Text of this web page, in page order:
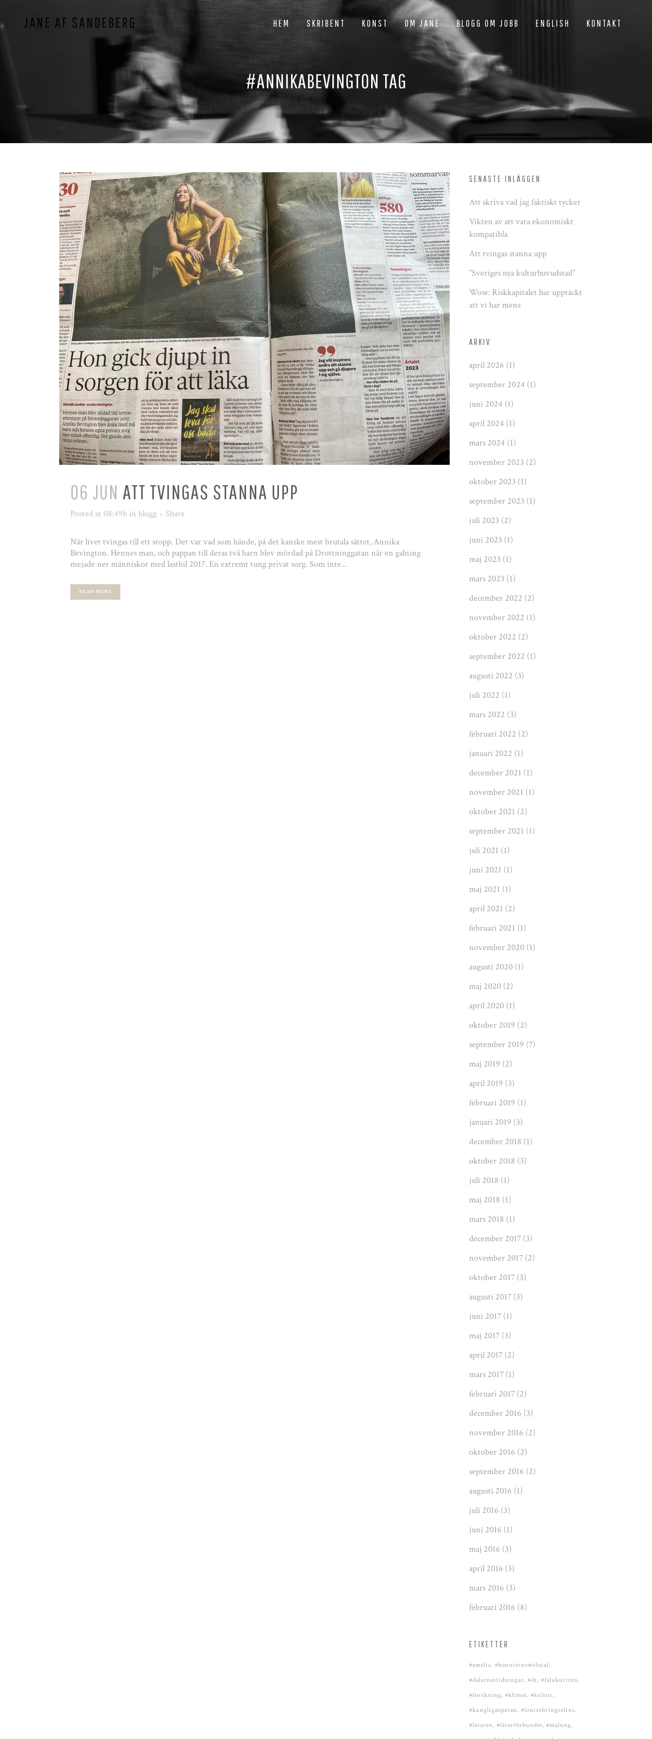
HEM SKRIBENT KONST OM JANE BLOGG OM JOBB ENGLISH KONTAKT
#ANNIKABEVINGTON TAG
06 JUN ATT TVINGAS STANNA UPP
Posted at 08:49h in blogg Share
När livet tvingas till ett stopp. Det var vad som hände, på det kanske mest brutala sättet, Annika
Bevington. Hennes man, och pappan till deras två barn blev mördad på Drottninggatan när en galning
mejade ner människor med lastbil 2017. En extremt tung privat sorg. Som inte...
READ MORE
SENASTE INLÄGGEN
Att skriva vad jag faktiskt tycker
Vikten av att vara ekonomiskt
kompatibla
Att tvingas stanna upp
”Sveriges nya kulturhuvudstad”
Wow: Riskkapitalet har upptäckt
att vi har mens
ARKIV
april 2026 (1)
september 2024 (1)
juni 2024 (1)
april 2024 (1)
mars 2024 (1)
november 2023 (2)
oktober 2023 (1)
september 2023 (1)
juli 2023 (2)
juni 2023 (1)
maj 2023 (1)
mars 2023 (1)
december 2022 (2)
november 2022 (1)
oktober 2022 (2)
september 2022 (1)
augusti 2022 (3)
juli 2022 (1)
mars 2022 (3)
februari 2022 (2)
januari 2022 (1)
december 2021 (1)
november 2021 (1)
oktober 2021 (2)
september 2021 (1)
juli 2021 (1)
juni 2021 (1)
maj 2021 (1)
april 2021 (2)
februari 2021 (1)
november 2020 (1)
augusti 2020 (1)
maj 2020 (2)
april 2020 (1)
oktober 2019 (2)
september 2019 (7)
maj 2019 (2)
april 2019 (3)
februari 2019 (1)
januari 2019 (3)
december 2018 (1)
oktober 2018 (3)
juli 2018 (1)
maj 2018 (1)
mars 2018 (1)
december 2017 (3)
november 2017 (2)
oktober 2017 (3)
augusti 2017 (3)
juni 2017 (1)
maj 2017 (3)
april 2017 (2)
mars 2017 (1)
februari 2017 (2)
december 2016 (3)
november 2016 (2)
oktober 2016 (2)
september 2016 (2)
augusti 2016 (1)
juli 2016 (3)
juni 2016 (1)
maj 2016 (3)
april 2016 (3)
mars 2016 (3)
februari 2016 (8)
ETIKETTER
#amelia #bonniernewslocal
#dalarnastidningar #dt #falukuriren
#forskning #klimat #kultur
#kungligaoperan #louisebringselius
#läraren #lärarförbundet #malung